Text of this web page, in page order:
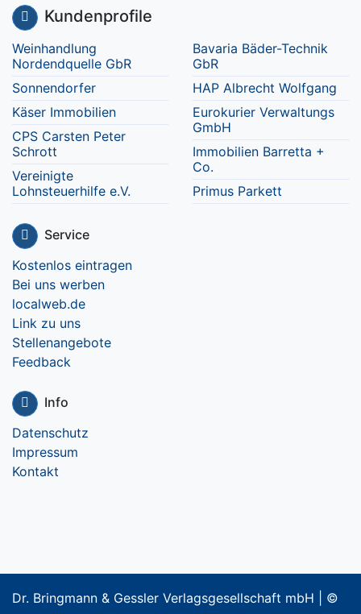
Kundenprofile
Weinhandlung
Nordendquelle GbR
Sonnendorfer
Käser Immobilien
CPS Carsten Peter
Schrott
Vereinigte
Lohnsteuerhilfe e.V.
Bavaria Bäder-Technik
GbR
HAP Albrecht Wolfgang
Eurokurier Verwaltungs
GmbH
Immobilien Barretta +
Co.
Primus Parkett
Service
Kostenlos eintragen
Bei uns werben
localweb.de
Link zu uns
Stellenangebote
Feedback
Info
Datenschutz
Impressum
Kontakt
Dr. Bringmann & Gessler Verlagsgesellschaft mbH | ©